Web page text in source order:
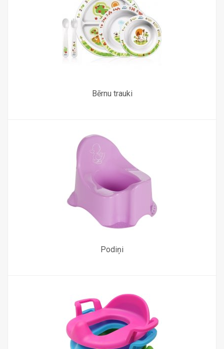
Bērnu trauki
Podiņi